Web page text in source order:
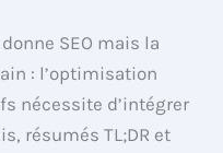
SEO mais la
: l’optimisation
nécessite d’intégrer
résumés TL;DR et